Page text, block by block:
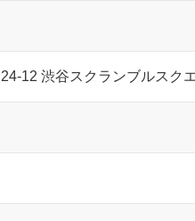
12 渋谷スクランブルスク